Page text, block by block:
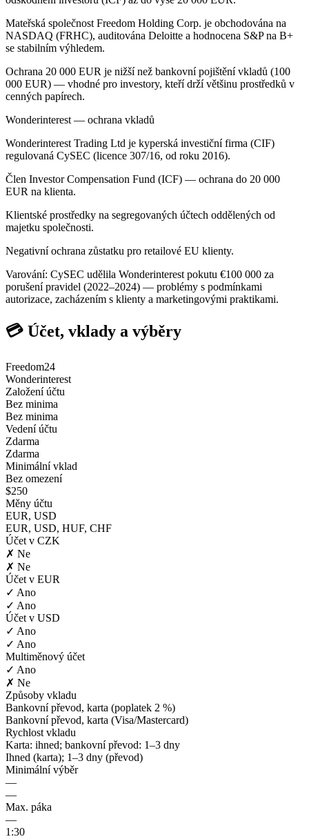
Mateřská společnost Freedom Holding Corp. je obchodována na
NASDAQ (FRHC), auditována Deloitte a hodnocena S&P na B+
se stabilním výhledem.
Ochrana 20 000 EUR je nižší než bankovní pojištění vkladů (100
000 EUR) — vhodné pro investory, kteří drží většinu prostředků v
cenných papírech.
Wonderinterest — ochrana vkladů
Wonderinterest Trading Ltd je kyperská investiční firma (CIF)
regulovaná CySEC (licence 307/16, od roku 2016).
Člen Investor Compensation Fund (ICF) — ochrana do 20 000
EUR na klienta.
Klientské prostředky na segregovaných účtech oddělených od
majetku společnosti.
Negativní ochrana zůstatku pro retailové EU klienty.
Varování: CySEC udělila Wonderinterest pokutu €100 000 za
porušení pravidel (2022–2024) — problémy s podmínkami
autorizace, zacházením s klienty a marketingovými praktikami.
💳 Účet, vklady a výběry
Freedom24
Wonderinterest
Založení účtu
Bez minima
Bez minima
Vedení účtu
Zdarma
Zdarma
Minimální vklad
Bez omezení
$250
Měny účtu
EUR, USD
EUR, USD, HUF, CHF
Účet v CZK
✗ Ne
✗ Ne
Účet v EUR
✓ Ano
✓ Ano
Účet v USD
✓ Ano
✓ Ano
Multiměnový účet
✓ Ano
✗ Ne
Způsoby vkladu
Bankovní převod, karta (poplatek 2 %)
Bankovní převod, karta (Visa/Mastercard)
Rychlost vkladu
Karta: ihned; bankovní převod: 1–3 dny
Ihned (karta); 1–3 dny (převod)
Minimální výběr
—
—
Max. páka
—
1:30